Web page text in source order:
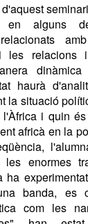
en alguns
les relacions
haurà
la situació
i quin
africà en la
les enormes
ha
banda, es
com les